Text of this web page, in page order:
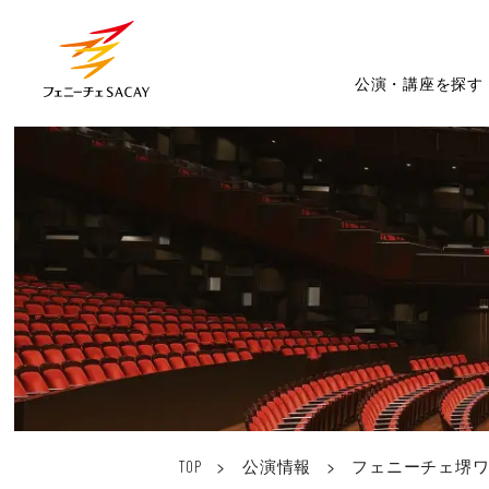
公演・講座を探す
TOP > 公演情報 > フェニーチェ堺